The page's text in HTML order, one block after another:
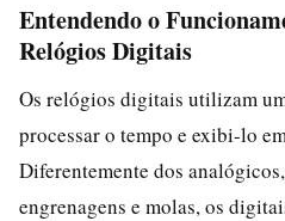
Entendendo o
Relógios Digitais
Os relógios digitais utilizam
processar o tempo e exibi-lo
Diferentemente dos
engrenagens e molas, os